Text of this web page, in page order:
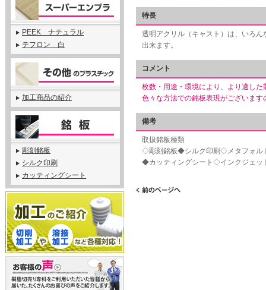
PEEK ナチュラル
テフロン 白
加工商品の紹介
彫刻銘板
シルク印刷
カッティングシート
特長
透明アクリル（キャスト）は、いろ
出来ます。
コメント
枚数・用途・環境により、より適し
色々な方法での銘板表現がございま
備考
取扱銘板種類
◇彫刻銘板◆シルク印刷◇メタフォ
◆カッティングシート◇インクジェ